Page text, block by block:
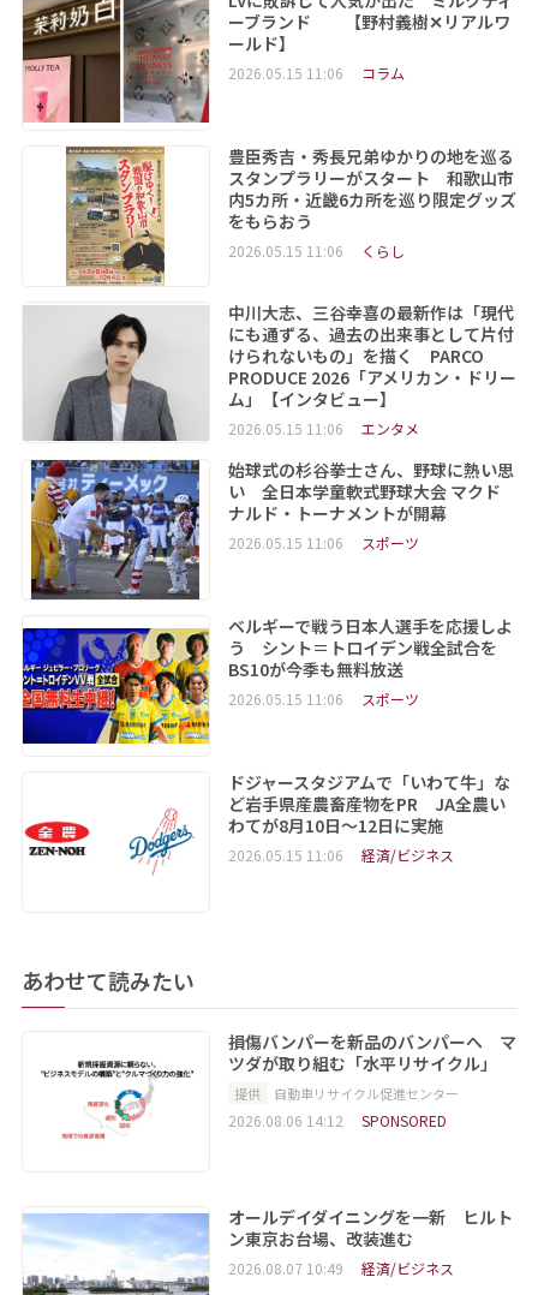
ーブランド 【野村義樹✕リアルワ
ールド】
2026.05.15 11:06 コラム
豊臣秀吉・秀長兄弟ゆかりの地を巡る
スタンプラリーがスタート 和歌山市
内5カ所・近畿6カ所を巡り限定グッズ
をもらおう
2026.05.15 11:06 くらし
中川大志、三谷幸喜の最新作は「現代
にも通ずる、過去の出来事として片付
けられないもの」を描く PARCO
PRODUCE 2026「アメリカン・ドリー
ム」【インタビュー】
2026.05.15 11:06 エンタメ
始球式の杉谷拳士さん、野球に熱い思
い 全日本学童軟式野球大会 マクド
ナルド・トーナメントが開幕
2026.05.15 11:06 スポーツ
ベルギーで戦う日本人選手を応援しよ
う シント＝トロイデン戦全試合を
BS10が今季も無料放送
2026.05.15 11:06 スポーツ
ドジャースタジアムで「いわて牛」な
ど岩手県産農畜産物をPR JA全農い
わてが8月10日～12日に実施
2026.05.15 11:06 経済/ビジネス
あわせて読みたい
損傷バンパーを新品のバンパーへ マ
ツダが取り組む「水平リサイクル」
提供 自動車リサイクル促進センター
2026.08.06 14:12 SPONSORED
オールデイダイニングを一新 ヒルト
ン東京お台場、改装進む
2026.08.07 10:49 経済/ビジネス